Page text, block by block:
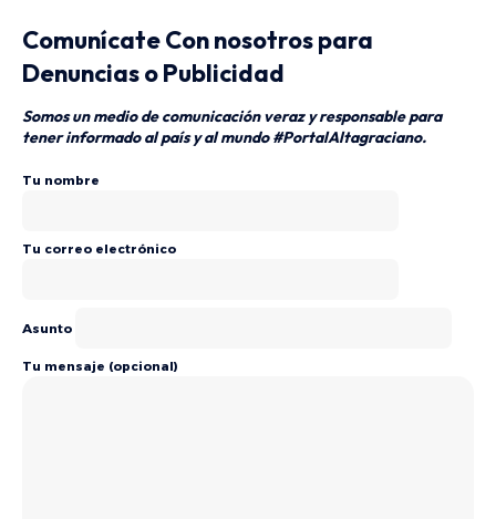
Comunícate Con nosotros para
Denuncias o Publicidad
Somos un medio de comunicación veraz y responsable para
tener informado al país y al mundo #PortalAltagraciano.
Tu nombre
Tu correo electrónico
Asunto
Tu mensaje (opcional)